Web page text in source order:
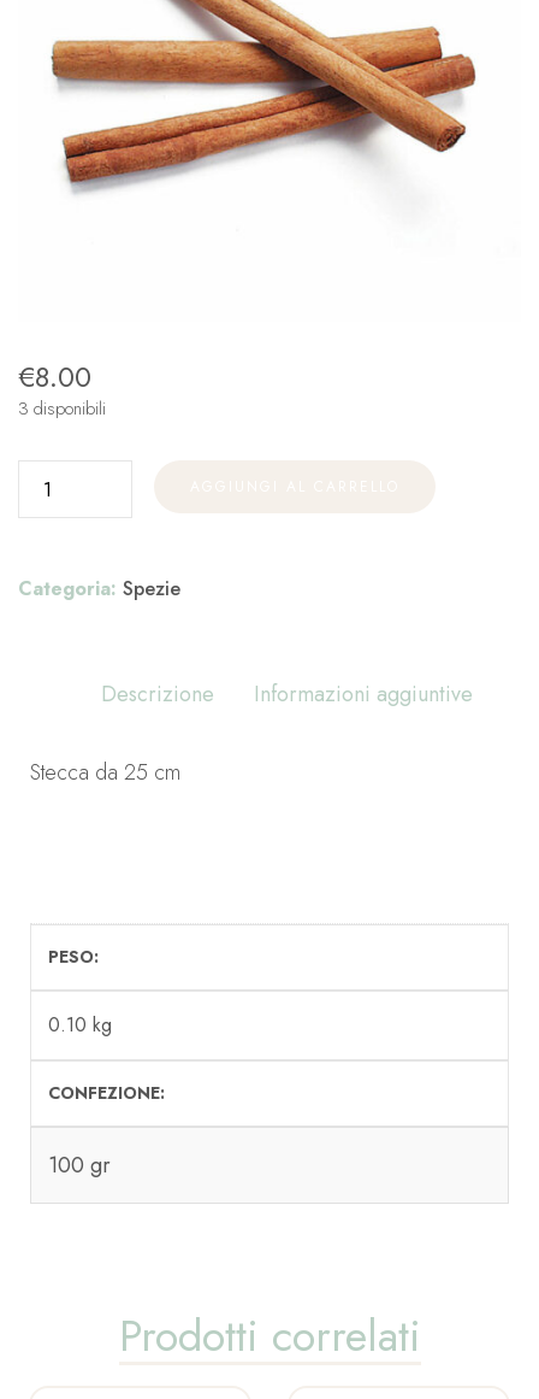
€8.00
3 disponibili
Categoria: Spezie
Descrizione Informazioni aggiuntive
Stecca da 25 cm
PESO
0.10 kg
CONFEZIONE
100 gr
Prodotti correlati